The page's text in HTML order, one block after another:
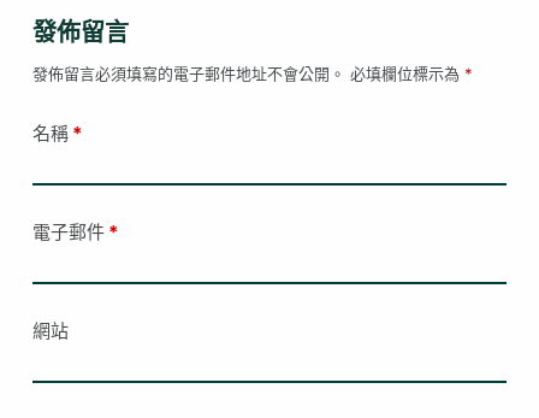
發佈留言
發佈留言必須填寫的電子郵件地址不會公開。 必填欄位標示為 *
名稱*
電子郵件*
網站